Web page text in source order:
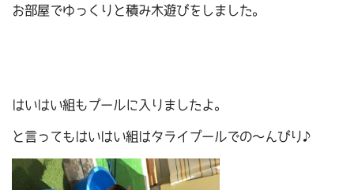
お部屋でゆっくりと積み木遊びをしました。
はいはい組もプールに入りましたよ。
と言ってもはいはい組はタライプールでの～んびり♪